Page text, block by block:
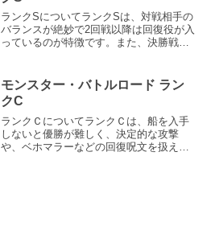
ランクSについてランクSは、対戦相手の
バランスが絶妙で2回戦以降は回復役が入
っているのが特徴です。また、決勝戦用
す。出場料1000G優勝賞品ドラゴンロー
ブ優勝特典主人公...
モンスター・バトルロード ラン
クC
ランクＣについてランクＣは、船を入手
しないと優勝が難しく、決定的な攻撃
や、ベホマラーなどの回復呪文を扱える